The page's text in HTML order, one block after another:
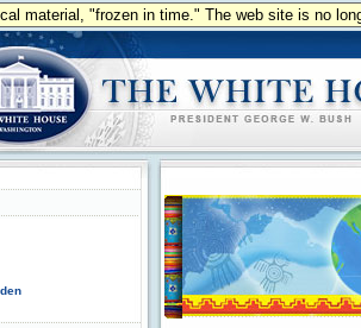
material, "frozen in time." The web site is no